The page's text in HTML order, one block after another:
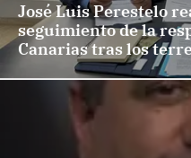
José Luis Perestelo
seguimiento de la
Canarias tras los